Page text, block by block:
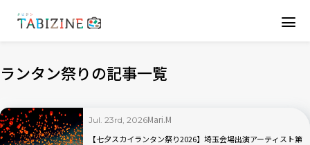
ランタン祭りの記事一覧
Jul. 23rd, 2026Mari.M
【七夕スカイランタン祭り2026】埼玉会場出演アーティスト第